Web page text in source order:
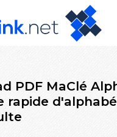
PDF MaClé
rapide